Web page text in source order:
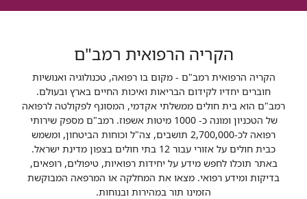
הקריה הרפואית רמב"ם
הקריה הרפואית רמב"ם - מקום בו רפואה, טכנולוגיה ואנושיות
חוברים יחדיו לקידום הבריאות ואיכות החיים בארץ ובעולם.
רמב"ם הוא בית חולים ממשלתי אקדמי, המסונף לפקולטה לרפואה
של הטכניון ומונה כ- 1000 מיטות אשפוז. רמב"ם מספק שירותי
רפואה לכ-2,700,000 תושבים, צה"ל וכוחות הביטחון, ומשמש
כבית חולים על אזורי עבור 12 בתי חולים בצפון מדינת ישראל.
באתר תוכלו לחפש מידע על יחידות רפואיות, טיפולים, רופאים,
בדיקות ומידע רפואי. מצאו את המחלקה או המרפאה המבוקשת
הזמינו תור במהירות ובנוחות.